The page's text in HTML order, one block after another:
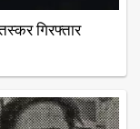
गिरफ्तार